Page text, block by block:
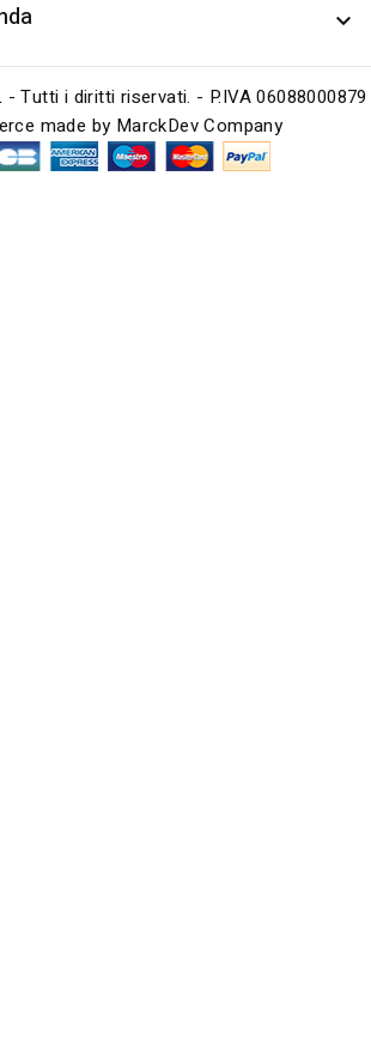

Tutti i diritti riservati. - P.IVA 06088000879
made by MarckDev Company